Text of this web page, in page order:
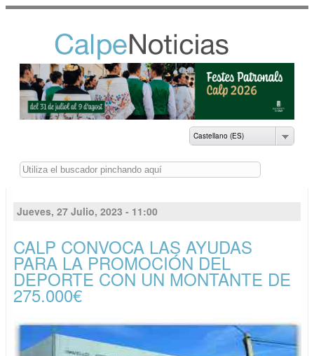
principal
NOTICIAS DEL
AYUNTAMIENTO DE
Castellano (ES)
Buscar
Jueves, 27 Julio, 2023 - 11:00
CALP CONVOCA LAS AYUDAS
PARA LA PROMOCIÓN DEL
DEPORTE CON UN MONTANTE DE
275.000€